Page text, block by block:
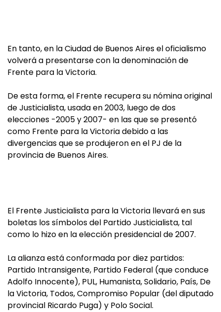
En tanto, en la Ciudad de Buenos Aires el oficialismo
volverá a presentarse con la denominación de
Frente para la Victoria.
De esta forma, el Frente recupera su nómina original
de Justicialista, usada en 2003, luego de dos
elecciones -2005 y 2007- en las que se presentó
como Frente para la Victoria debido a las
divergencias que se produjeron en el PJ de la
provincia de Buenos Aires.
El Frente Justicialista para la Victoria llevará en sus
boletas los símbolos del Partido Justicialista, tal
como lo hizo en la elección presidencial de 2007.
La alianza está conformada por diez partidos:
Partido Intransigente, Partido Federal (que conduce
Adolfo Innocente), PUL, Humanista, Solidario, País, De
la Victoria, Todos, Compromiso Popular (del diputado
provincial Ricardo Puga) y Polo Social.